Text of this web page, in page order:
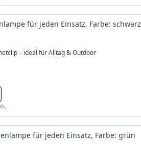
für jeden Einsatz, Farbe: schwarz
– ideal für Alltag & Outdoor
für jeden Einsatz, Farbe: grün